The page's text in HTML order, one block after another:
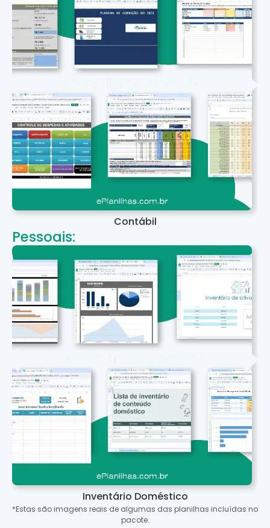
Contábil
Pessoais:
Inventário Doméstico
*Estas são imagens reais de algumas das planilhas incluídas no
pacote.